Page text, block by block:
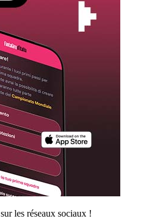
sur les réseaux sociaux !